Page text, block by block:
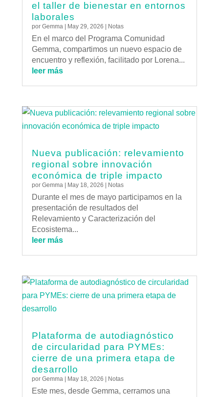
el taller de bienestar en entornos
laborales
por Gemma| May 29, 2026 Notas
En el marco del Programa Comunidad
Gemma, compartimos un nuevo espacio de
encuentro y reflexión, facilitado por Lorena...
leer más
Nueva publicación: relevamiento
regional sobre innovación
económica de triple impacto
por Gemma| May 18, 2026 Notas
Durante el mes de mayo participamos en la
presentación de resultados del
Relevamiento y Caracterización del
Ecosistema...
leer más
Plataforma de autodiagnóstico
de circularidad para PYMEs:
cierre de una primera etapa de
desarrollo
por Gemma| May 18, 2026 Notas
Este mes, desde Gemma, cerramos una